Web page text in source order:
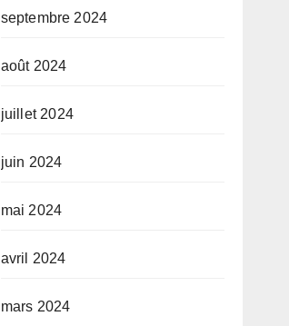
septembre 2024
août 2024
juillet 2024
juin 2024
mai 2024
avril 2024
mars 2024